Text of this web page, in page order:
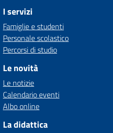
I servizi
Famiglie e studenti
Personale scolastico
Percorsi di studio
Le novità
Le notizie
Calendario eventi
Albo online
La didattica